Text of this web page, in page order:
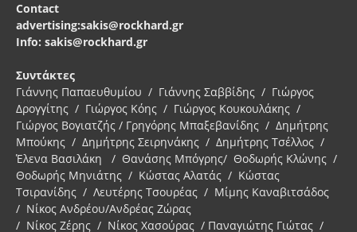
Contact
advertising:sakis@rockhard.gr
Info: sakis@rockhard.gr
Συντάκτες
Γιάννης Παπαευθυμίου / Γιάννης Σαββίδης / Γιώργος
Δρογγίτης / Γιώργος Κόης / Γιώργος Κουκουλάκης /
Γιώργος Βογιατζής / Γρηγόρης Μπαξεβανίδης / Δημήτρης
Μπούκης / Δημήτρης Σειρηνάκης / Δημήτρης Τσέλλος /
Έλενα Βασιλάκη / Θανάσης Μπόγρης/ Θοδωρής Κλώνης /
Θοδωρής Μηνιάτης / Κώστας Αλατάς / Κώστας
Τσιρανίδης / Λευτέρης Τσουρέας / Μίμης Καναβιτσάδος
/ Νίκος Ανδρέου/Ανδρέας Ζώρας
/ Νίκος Ζέρης / Νίκος Χασούρας / Παναγιώτης Γιώτας /